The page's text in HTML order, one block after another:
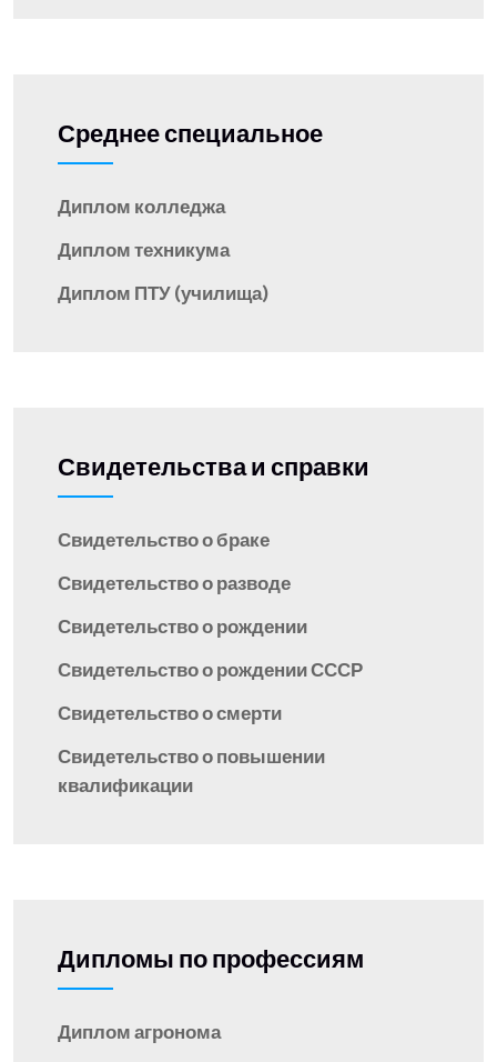
Среднее специальное
Диплом колледжа
Диплом техникума
Диплом ПТУ (училища)
Свидетельства и справки
Свидетельство о браке
Свидетельство о разводе
Свидетельство о рождении
Свидетельство о рождении СССР
Свидетельство о смерти
Свидетельство о повышении
квалификации
Дипломы по профессиям
Диплом агронома